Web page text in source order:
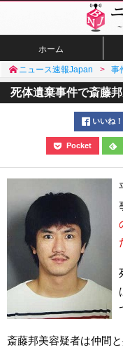
ホーム
ニュース速報Japan 事
死体遺棄事件で斎藤
いいね！
Pocket
斎藤邦美容疑者は仲間